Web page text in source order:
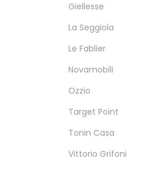
Giellesse
La Seggiola
Le Fablier
Novamobili
Ozzio
Target Point
Tonin Casa
Vittorio Grifoni